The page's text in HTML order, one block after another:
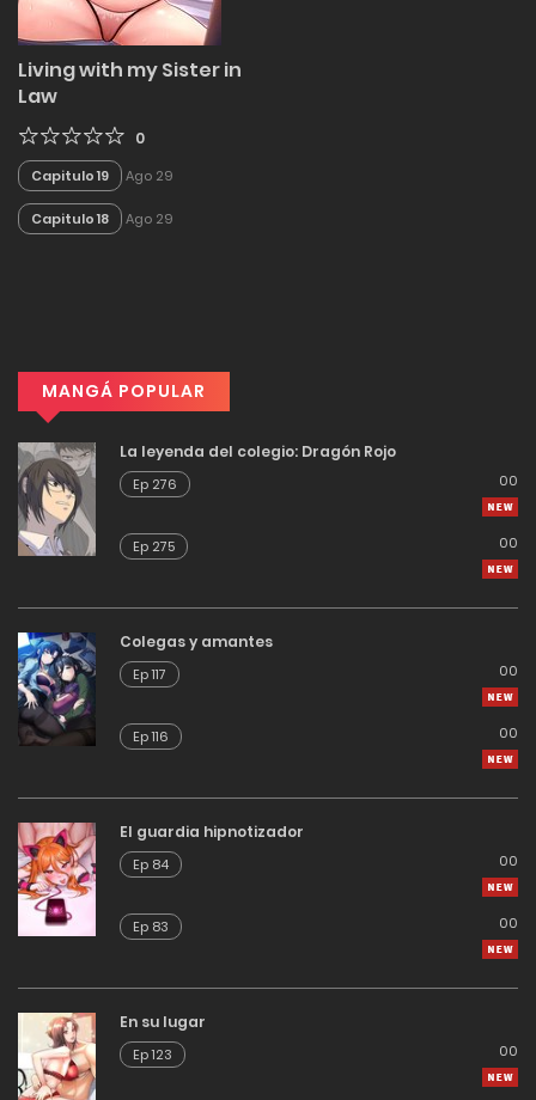
Living with my Sister in
Law
0
Capitulo 19 Ago 29
Capitulo 18 Ago 29
MANGÁ POPULAR
La leyenda del colegio: Dragón Rojo
Ep 276 00
Ep 275 00
Colegas y amantes
Ep 117 00
Ep 116 00
El guardia hipnotizador
Ep 84 00
Ep 83 00
En su lugar
Ep 123 00